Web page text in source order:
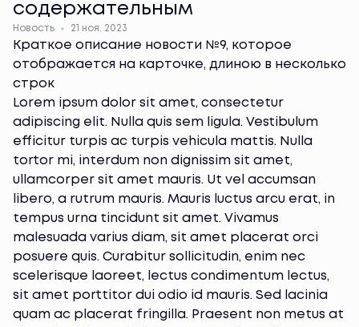
содержательным
Новость 21 ноя. 2023
Краткое описание новости №9, которое
отображается на карточке, длиною в несколько
строк
Lorem ipsum dolor sit amet, consectetur
adipiscing elit. Nulla quis sem ligula. Vestibulum
efficitur turpis ac turpis vehicula mattis. Nulla
tortor mi, interdum non dignissim sit amet,
ullamcorper sit amet mauris. Ut vel accumsan
libero, a rutrum mauris. Mauris luctus arcu erat, in
tempus urna tincidunt sit amet. Vivamus
malesuada varius diam, sit amet placerat orci
posuere quis. Curabitur sollicitudin, enim nec
scelerisque laoreet, lectus condimentum lectus,
sit amet porttitor dui odio id mauris. Sed lacinia
quam ac placerat fringilla. Praesent non metus at